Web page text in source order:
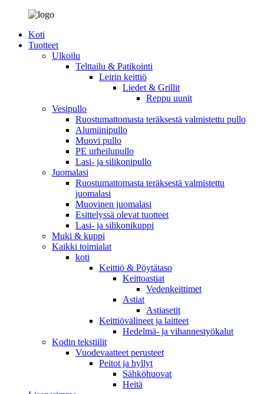
Koti
Tuotteet
Ulkoilu
Telttailu & Patikointi
Leirin keittiö
Liedet & Grillit
Reppu uunit
Vesipullo
Ruostumattomasta teräksestä valmistettu pullo
Alumiinipullo
Muovi pullo
PE urheilupullo
Lasi- ja silikonipullo
Juomalasi
Ruostumattomasta teräksestä valmistettu
juomalasi
Muovinen juomalasi
Esittelyssä olevat tuotteet
Lasi- ja silikonikuppi
Muki & kuppi
Kaikki toimialat
koti
Keittiö & Pöytätaso
Keittoastiat
Vedenkeittimet
Astiat
Astiasetit
Keittiövälineet ja laitteet
Hedelmä- ja vihannestyökalut
Kodin tekstiilit
Vuodevaatteet perusteet
Peitot ja hyllyt
Sähköhuovat
Heitä